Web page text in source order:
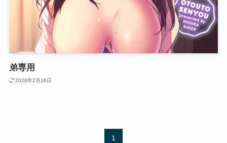
弟専用
2026年2月16日
1